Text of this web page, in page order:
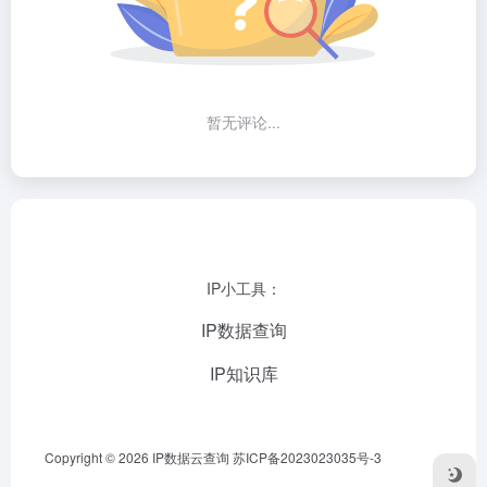
暂无评论...
IP小工具：
IP数据查询
IP知识库
Copyright © 2026 IP数据云查询 苏ICP备2023023035号-3